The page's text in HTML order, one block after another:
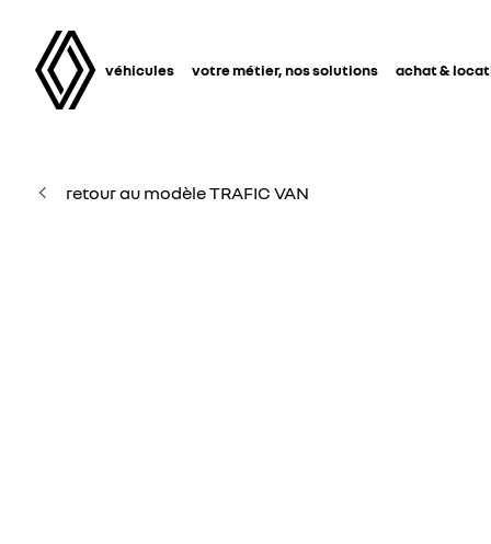
véhicules votre métier, nos solutions achat &
retour au modèle TRAFIC VAN